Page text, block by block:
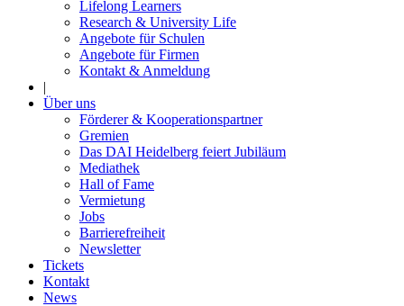
Lifelong Learners
Research & University Life
Angebote für Schulen
Angebote für Firmen
Kontakt & Anmeldung
|
Über uns
Förderer & Kooperationspartner
Gremien
Das DAI Heidelberg feiert Jubiläum
Mediathek
Hall of Fame
Vermietung
Jobs
Barrierefreiheit
Newsletter
Tickets
Kontakt
News